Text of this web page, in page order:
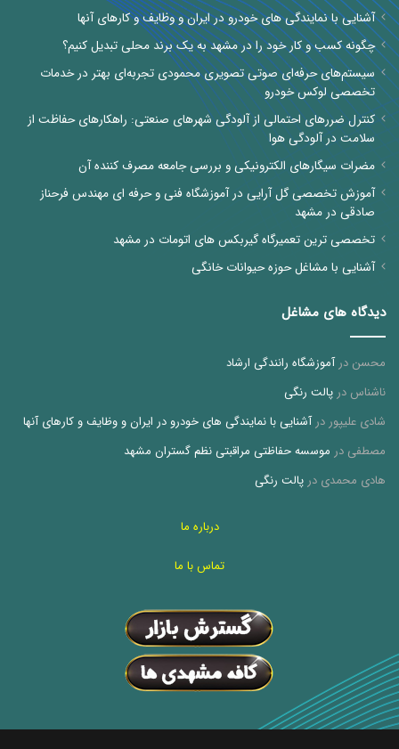
آشنایی با نمایندگی های خودرو در ایران و وظایف و کارهای آنها
چگونه کسب و کار خود را در مشهد به یک برند محلی تبدیل کنیم؟
سیستم‌های حرفه‌ای صوتی تصویری محمودی تجربه‌ای بهتر در خدمات
تخصصی لوکس خودرو
کنترل ضررهای احتمالی از آلودگی شهرهای صنعتی: راهکارهای حفاظت از
سلامت در آلودگی هوا
مضرات سیگارهای الکترونیکی و بررسی جامعه مصرف کننده آن
آموزش تخصصی گل آرایی در آموزشگاه فنی و حرفه ای مهندس فرحناز
صادقی در مشهد
تخصصی ترین تعمیرگاه گیربکس های اتومات در مشهد
آشنایی با مشاغل حوزه حیوانات خانگی
دیدگاه های مشاغل
محسن درآموزشگاه رانندگی ارشاد
ناشناس درپالت رنگی
شادی علیپوردرآشنایی با نمایندگی های خودرو در ایران و وظایف و کارهای آنها
مصطفی در موسسه حفاظتی مراقبتی نظم گستران مشهد
هادی محمدی درپالت رنگی
درباره ما
تماس با ما